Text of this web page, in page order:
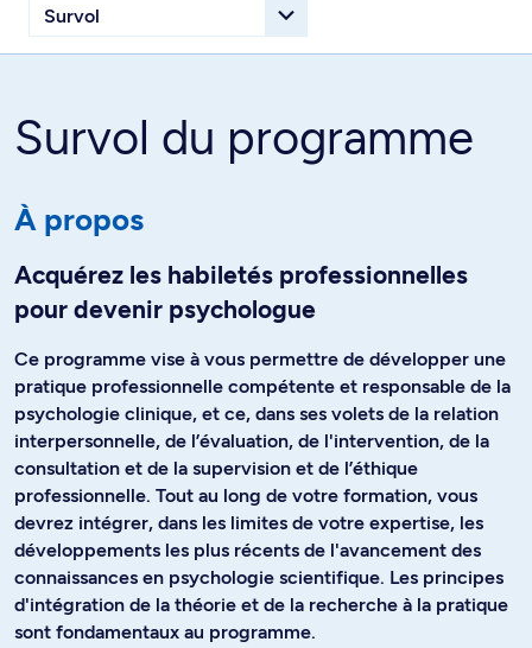
Survol du programme
À propos
Acquérez les habiletés professionnelles
pour devenir psychologue
Ce programme vise à vous permettre de développer une
pratique professionnelle compétente et responsable de la
psychologie clinique, et ce, dans ses volets de la relation
interpersonnelle, de l’évaluation, de l'intervention, de la
consultation et de la supervision et de l’éthique
professionnelle. Tout au long de votre formation, vous
devrez intégrer, dans les limites de votre expertise, les
développements les plus récents de l'avancement des
connaissances en psychologie scientifique. Les principes
d'intégration de la théorie et de la recherche à la pratique
sont fondamentaux au programme.